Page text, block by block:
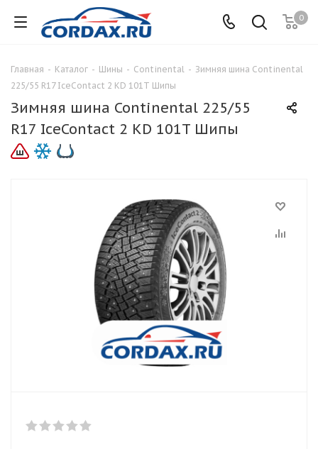
0
Главная - Каталог - Шины - Continental - Зимняя шина Continental
225/55 R17 IceContact 2 KD 101T Шипы
Зимняя шина Continental 225/55
R17 IceContact 2 KD 101T Шипы